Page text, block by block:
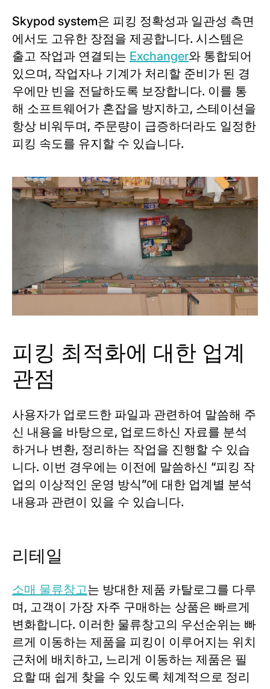
Skypod system은 피킹 정확성과 일관성 측면
에서도 고유한 장점을 제공합니다. 시스템은
출고 작업과 연결되는 Exchanger와 통합되어
있으며, 작업자나 기계가 처리할 준비가 된 경
우에만 빈을 전달하도록 보장합니다. 이를 통
해 소프트웨어가 혼잡을 방지하고, 스테이션을
항상 비워두며, 주문량이 급증하더라도 일정한
피킹 속도를 유지할 수 있습니다.
피킹 최적화에 대한 업계
관점
사용자가 업로드한 파일과 관련하여 말씀해 주
신 내용을 바탕으로, 업로드하신 자료를 분석
하거나 변환, 정리하는 작업을 진행할 수 있습
니다. 이번 경우에는 이전에 말씀하신 “피킹 작
업의 이상적인 운영 방식”에 대한 업계별 분석
내용과 관련이 있을 수 있습니다.
리테일
소매 물류창고는 방대한 제품 카탈로그를 다루
며, 고객이 가장 자주 구매하는 상품은 빠르게
변화합니다. 이러한 물류창고의 우선순위는 빠
르게 이동하는 제품을 피킹이 이루어지는 위치
근처에 배치하고, 느리게 이동하는 제품은 필
요할 때 쉽게 찾을 수 있도록 체계적으로 정리